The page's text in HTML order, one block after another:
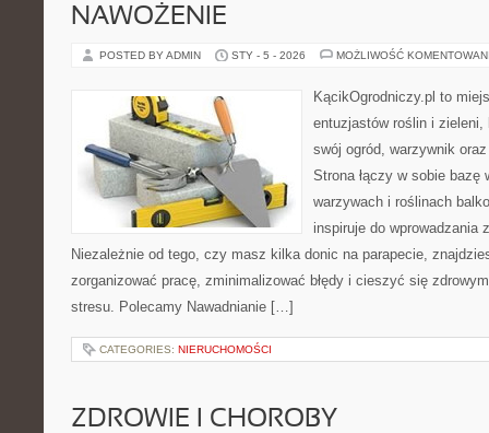
NAWOŻENIE
POSTED BY ADMIN STY - 5 - 2026 MOŻLIWOŚĆ
KącikOgrodniczy.pl to
entuzjastów roślin i
swój ogród, warzywnik
Strona łączy w sobie bazę
warzywach i roślinach
inspiruje do wprowadzania
Niezależnie od tego, czy masz kilka donic na parapecie,
zorganizować pracę, zminimalizować błędy i cieszyć się
stresu. Polecamy Nawadnianie […]
CATEGORIES: NIERUCHOMOŚCI
ZDROWIE I CHOROBY